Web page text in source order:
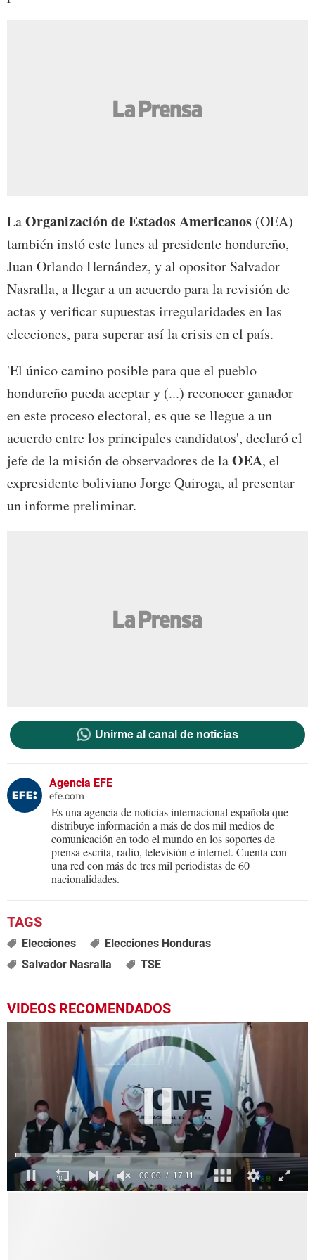
LaOrganización de Estados Americanos (OEA)
también instó este lunes al presidente hondureño,
Juan Orlando Hernández, y al opositor Salvador
Nasralla, a llegar a un acuerdo para la revisión de
actas y verificar supuestas irregularidades en las
elecciones, para superar así la crisis en el país.
'El único camino posible para que el pueblo
hondureño pueda aceptar y (...) reconocer ganador
en este proceso electoral, es que se llegue a un
acuerdo entre los principales candidatos', declaró el
jefe de la misión de observadores de laOEA, el
expresidente boliviano Jorge Quiroga, al presentar
un informe preliminar.
Unirme al canal de noticias
Agencia EFE
efe.com
Es una agencia de noticias internacional española que
distribuye información a más de dos mil medios de
comunicación en todo el mundo en los soportes de
prensa escrita, radio, televisión e internet. Cuenta con
una red con más de tres mil periodistas de 60
nacionalidades.
Elecciones
Elecciones Honduras
Salvador Nasralla
TSE
VIDEOS RECOMENDADOS